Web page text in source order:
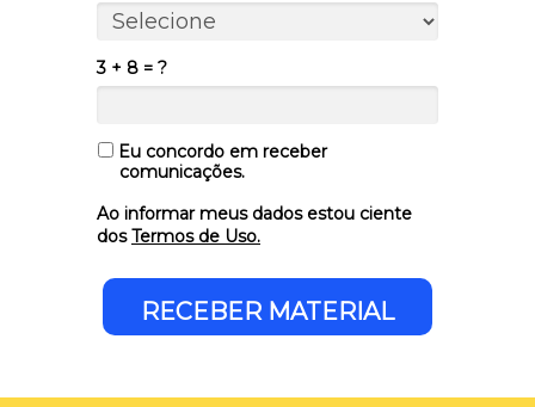
3 + 8 = ?
Eu concordo em receber
comunicações.
Ao informar meus dados estou ciente
dosTermos de Uso.
RECEBER MATERIAL